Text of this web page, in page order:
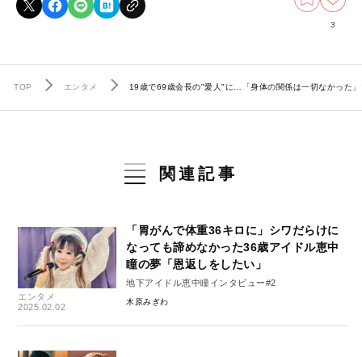
3
TOP エンタメ 19歳で69歳会長の"愛人"に…「身体の関係は一切なかった
関連記事
エンタメ
2025.02.02
「胃がんで体重36キロに」シワだらけに
なっても諦めなかった36歳アイドル恵中
瞳の夢「恩返しをしたい」
地下アイドル恵中瞳インタビュー#2
木原みぎわ